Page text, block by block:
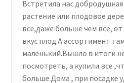
Встретила нас
растение или плодовое
все,даже больше чем все,
вкус плод.А ассортимент
маленький.Вышло в итоги
посмотреть, а купили все
больше.Дома , при посадке